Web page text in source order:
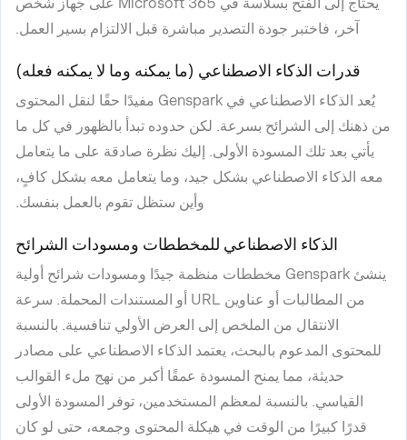
آخر، فاختبر جودة التصدير مباشرة قبل الالتزام بسير العمل.
قدرات الذكاء الاصطناعي (ما يمكنه وما لا يمكنه فعله)
يُعد الذكاء الاصطناعي في Genspark مفيدًا حقًا لنقل المحتوى
من ذهنك إلى الشرائح بسرعة. لكن حدوده تبدأ بالظهور في كل ما
يأتي بعد تلك المسودة الأولى. إليك نظرة صادقة على ما يتعامل
معه الذكاء الاصطناعي بشكل جيد، وما يتعامل معه بشكل كافٍ،
وأين ستظل تقوم بالعمل بنفسك.
الذكاء الاصطناعي للمخططات ومسودات الشرائح
ينشئ Genspark مخططات منظمة جيدًا ومسودات شرائح أولية
من المطالبات أو عناوين URL أو المستندات المحملة. سرعة
الانتقال من الملخص إلى العرض الأولي تنافسية. بالنسبة
للمحتوى المدعوم بالبحث، يعتمد الذكاء الاصطناعي على مصادر
حديثة، مما يمنح المسودة عمقًا أكبر من نهج ملء القوالب
القياسي. بالنسبة لمعظم المستخدمين، توفر المسودة الأولى
قدرًا كبيرًا من الوقت في هيكلة المحتوى وجمعه، حتى لو كان